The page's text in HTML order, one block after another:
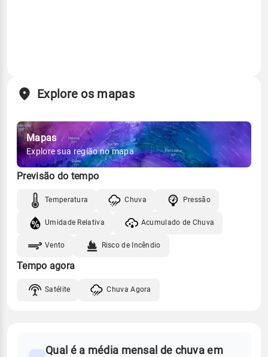
Explore os mapas
Mapas
Explore sua região no mapa
Previsão do tempo
Temperatura Chuva Pressão
Umidade Relativa Acumulado de Chuva
Vento Risco de Incêndio
Tempo agora
Satélite Chuva Agora
Qual é a média mensal de chuva em